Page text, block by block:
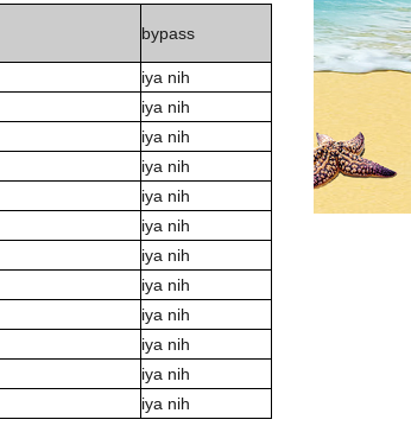
bypass
iya nih
iya nih
iya nih
iya nih
iya nih
iya nih
iya nih
iya nih
iya nih
iya nih
iya nih
iya nih